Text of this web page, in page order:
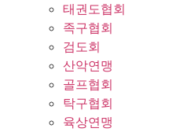
태권도협회
족구협회
검도회
산악연맹
골프협회
탁구협회
육상연맹